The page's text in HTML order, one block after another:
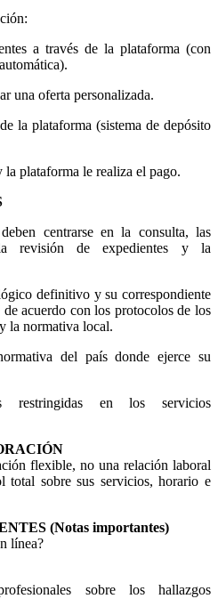
a través de la plataforma (con
una oferta personalizada.
la plataforma (sistema de depósito
plataforma le realiza el pago.
centrarse en la consulta, las
la revisión de expedientes y la
definitivo y su correspondiente
acuerdo con los protocolos de los
la normativa local.
del país donde ejerce su
restringidas en los servicios
flexible, no una relación laboral
total sobre sus servicios, horario e
(Notas importantes)
línea?
sobre los hallazgos